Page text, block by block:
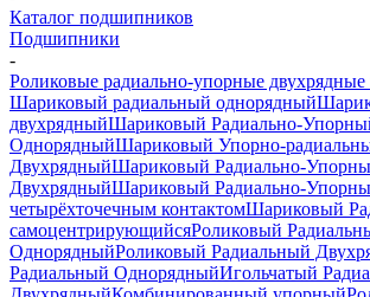
Каталог подшипников
Подшипники
-
Роликовые радиально-упорные
Шариковый радиальный однорядный
двухрядныйШариковый Радиально-
ОднорядныйШариковый Упорно-
ДвухрядныйШариковый Радиально-
ДвухрядныйШариковый Радиально-
четырёхточечным контактомШариковый
самоцентрирующийсяРоликовый
ОднорядныйРоликовый Радиальный
Радиальный ОднорядныйИгольчатый